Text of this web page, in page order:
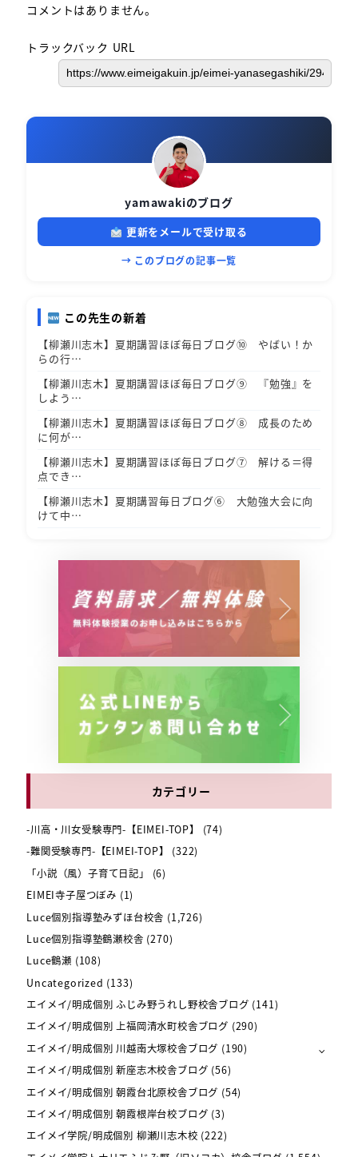
コメントはありません。
トラックバック URL
yamawakiのブログ
更新をメールで受け取る
→ このブログの記事一覧
この先生の新着
【柳瀬川志木】夏期講習ほぼ毎日ブログ⑩ やばい！か
らの行…
【柳瀬川志木】夏期講習ほぼ毎日ブログ⑨ 『勉強』を
しよう…
【柳瀬川志木】夏期講習ほぼ毎日ブログ⑧ 成長のため
に何が…
【柳瀬川志木】夏期講習ほぼ毎日ブログ⑦ 解ける＝得
点でき…
【柳瀬川志木】夏期講習毎日ブログ⑥ 大勉強大会に向
けて中…
カテゴリー
-川高・川女受験専門-【EIMEI-TOP】
(74)
-難関受験専門-【EIMEI-TOP】
(322)
「小説（風）子育て日記」
(6)
EIMEI寺子屋つぼみ (1)
Luce個別指導塾みずほ台校舎 (1,726)
Luce個別指導塾鶴瀬校舎 (270)
Luce鶴瀬 (108)
Uncategorized (133)
エイメイ/明成個別 ふじみ野うれし野校舎ブログ (141)
エイメイ/明成個別 上福岡清水町校舎ブログ (290)
エイメイ/明成個別 川越南大塚校舎ブログ (190)
エイメイ/明成個別 新座志木校舎ブログ (56)
エイメイ/明成個別 朝霞台北原校舎ブログ (54)
エイメイ/明成個別 朝霞根岸台校ブログ (3)
エイメイ学院/明成個別 柳瀬川志木校 (222)